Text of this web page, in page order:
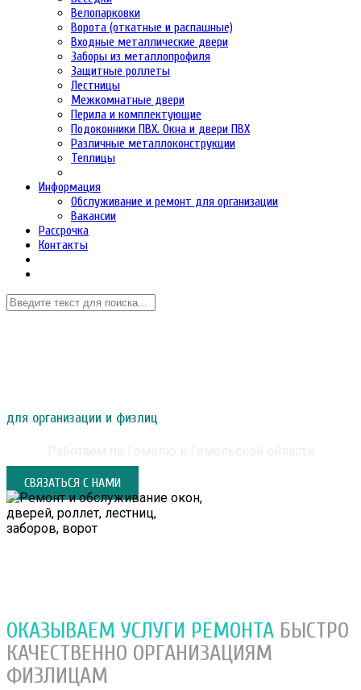
Велопарковки
Ворота (откатные и распашные)
Входные металлические двери
Заборы из металлопрофиля
Защитные роллеты
Лестницы
Межкомнатные двери
Перила и комплектующие
Подоконники ПВХ. Окна и двери ПВХ
Различные металлоконструкции
Теплицы
Информация
Обслуживание и ремонт для организации
Вакансии
Рассрочка
Контакты
для организации и физлиц
СВЯЗАТЬСЯ С НАМИ
ОКАЗЫВАЕМ УСЛУГИ РЕМОНТА БЫСТРО
КАЧЕСТВЕННО ОРГАНИЗАЦИЯМ
ФИЗЛИЦАМ